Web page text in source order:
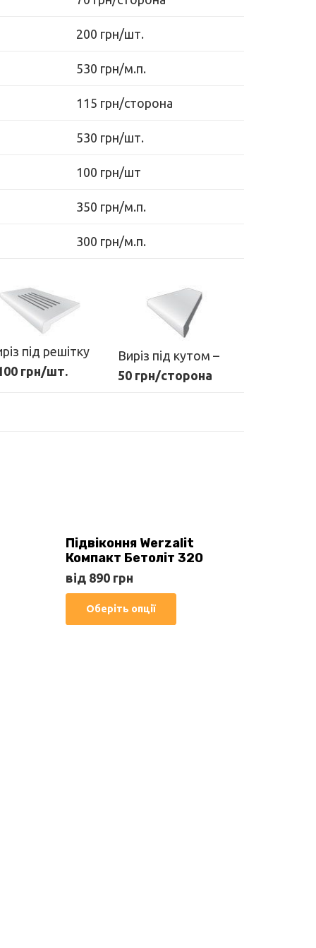
200 грн/шт.
530 грн/м.п.
115 грн/сторона
530 грн/шт.
100 грн/шт
350 грн/м.п.
300 грн/м.п.
під решітку
грн/шт.
Виріз під кутом –
50 грн/сторона
Підвіконня Werzalit
Компакт Бетоліт 320
від 890 грн
Оберіть опції
товар